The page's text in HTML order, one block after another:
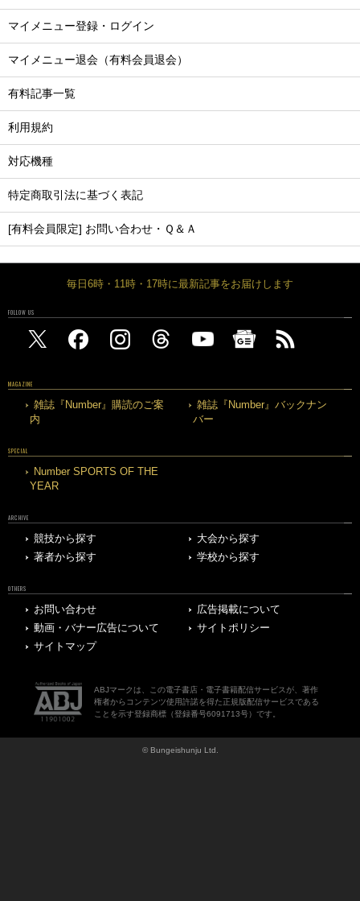
マイメニュー登録・ログイン
マイメニュー退会（有料会員退会）
有料記事一覧
利用規約
対応機種
特定商取引法に基づく表記
[有料会員限定] お問い合わせ・Ｑ＆Ａ
毎日6時・11時・17時に最新記事をお届けします
FOLLOW US
MAGAZINE
雑誌『Number』購読のご案
内
雑誌『Number』バックナン
バー
SPECIAL
Number SPORTS OF THE
YEAR
ARCHIVE
競技から探す
大会から探す
著者から探す
学校から探す
OTHERS
お問い合わせ
広告掲載について
動画・バナー広告について
サイトポリシー
サイトマップ
ABJマークは、この電子書店・電子書籍配信サービスが、著作
権者からコンテンツ使用許諾を得た正規版配信サービスである
ことを示す登録商標（登録番号6091713号）です。
© Bungeishunju Ltd.